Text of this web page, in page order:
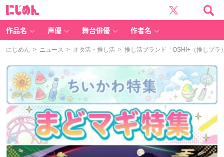
作品名 声優 舞台俳優 作者名
にじめん > ニュース > オタ活・推し活 > 推し活ブランド「OSHI+（推しプラ